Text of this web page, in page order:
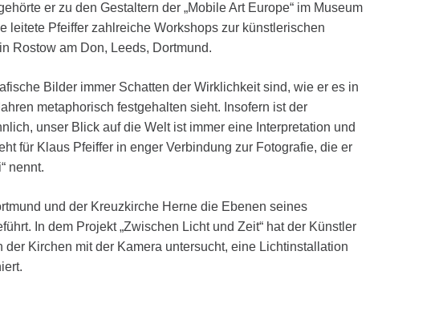
er zu den Gestaltern der „Mobile Art Europe“ im Museum
leitete Pfeiffer zahlreiche Workshops zur künstlerischen
Rostow am Don, Leeds, Dortmund.
Bilder immer Schatten der Wirklichkeit sind, wie er es in
metaphorisch festgehalten sieht. Insofern ist der
unser Blick auf die Welt ist immer eine Interpretation und
für Klaus Pfeiffer in enger Verbindung zur Fotografie, die er
nennt.
und der Kreuzkirche Herne die Ebenen seines
In dem Projekt „Zwischen Licht und Zeit“ hat der Künstler
der Kirchen mit der Kamera untersucht, eine Lichtinstallation